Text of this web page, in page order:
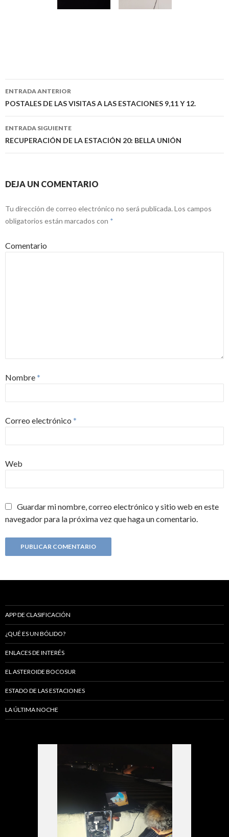
Navegación
de
entradas
ENTRADA ANTERIOR
POSTALES DE LAS VISITAS A LAS ESTACIONES 9,11 Y 12.
ENTRADA SIGUIENTE
RECUPERACIÓN DE LA ESTACIÓN 20: BELLA UNIÓN
DEJA UN COMENTARIO
Tu dirección de correo electrónico no será publicada.Los campos
obligatorios están marcados con *
Comentario
Nombre*
Correo electrónico *
Web
Guardar mi nombre, correo electrónico y sitio web en este
navegador para la próxima vez que haga un comentario.
APP DE CLASIFICACIÓN
¿QUÉ ES UN BÓLIDO?
ENLACES DE INTERÉS
EL ASTEROIDE BOCOSUR
ESTADO DE LAS ESTACIONES
LA ÚLTIMA NOCHE